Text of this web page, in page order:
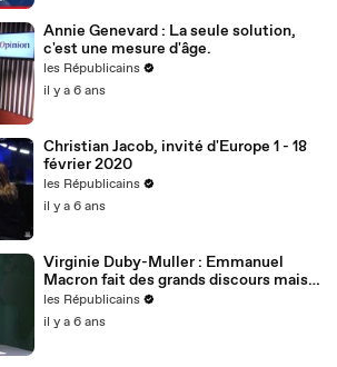
Annie Genevard : La seule solution,
c'est une mesure d'âge.
les Républicains
il y a 6 ans
Christian Jacob, invité d'Europe 1 - 18
février 2020
les Républicains
il y a 6 ans
Virginie Duby-Muller : Emmanuel
Macron fait des grands discours mais
nous voulons des actes !
les Républicains
il y a 6 ans